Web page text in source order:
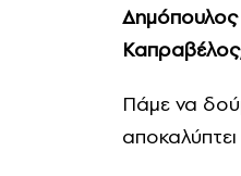
Δημόπουλος
Πάμε να